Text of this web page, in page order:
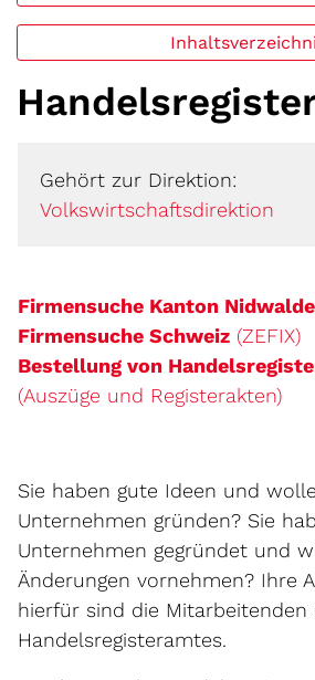
Gehört zur Direktion:
Volkswirtschaftsdirektion
Firmensuche Kanton
Firmensuche Schweiz (ZEFIX)
Bestellung von
(Auszüge und Registerakten)
Sie haben gute Ideen und
Unternehmen gründen? Sie
Unternehmen gegründet und
Änderungen vornehmen? Ihre
hierfür sind die Mitarbeitenden
Handelsregisteramtes.